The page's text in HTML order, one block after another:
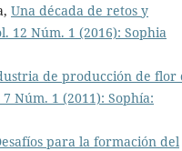
Una década de retos y
12 Núm. 1 (2016): Sophia
de producción de flor
Núm. 1 (2011): Sophía:
para la formación del